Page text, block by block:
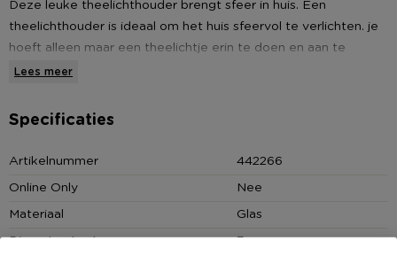
theelichthouder is ideaal om het huis sfeervol te verlichten. je
hoeft alleen maar een theelichtje erin te doen en aan te
steken. En het resultaat is direct zichtbaar. Een fijne lichtval en
theelichthoudertje samen met theelichtjes uit ons assortiment.
* Zwart met zilver ontwerp
* Afmeting: 7x8 cm (diameter x hoogte)
Lees meer
Specificaties
Artikelnummer
442266
Online Only
Nee
Materiaal
Glas
Diameter (cm)
7